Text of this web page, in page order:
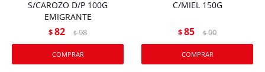
S/CAROZO D/P 100G
EMIGRANTE
$82 $ 98
C/MIEL 150G
$85 $ 90